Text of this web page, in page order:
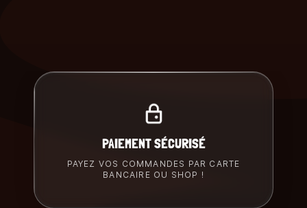
PAIEMENT SÉCURISÉ
PAYEZ VOS COMMANDES PAR CARTE
BANCAIRE OU SHOP !